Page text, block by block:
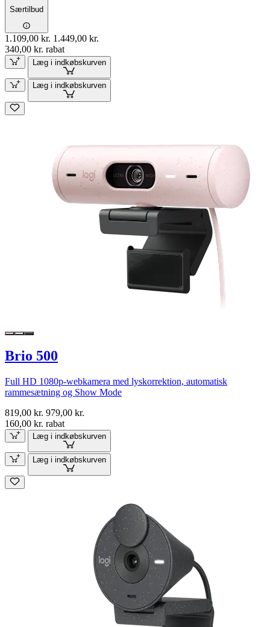
Særtilbud
1.109,00 kr. 1.449,00 kr.
340,00 kr. rabat
Læg i indkøbskurven
Læg i indkøbskurven
Brio 500
Full HD 1080p-webkamera med lyskorrektion, automatisk
rammesætning og Show Mode
819,00 kr. 979,00 kr.
160,00 kr. rabat
Læg i indkøbskurven
Læg i indkøbskurven